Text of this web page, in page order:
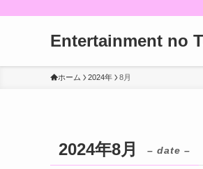
Entertainment no
ホーム 2024年 8月
2024年8月 – date –